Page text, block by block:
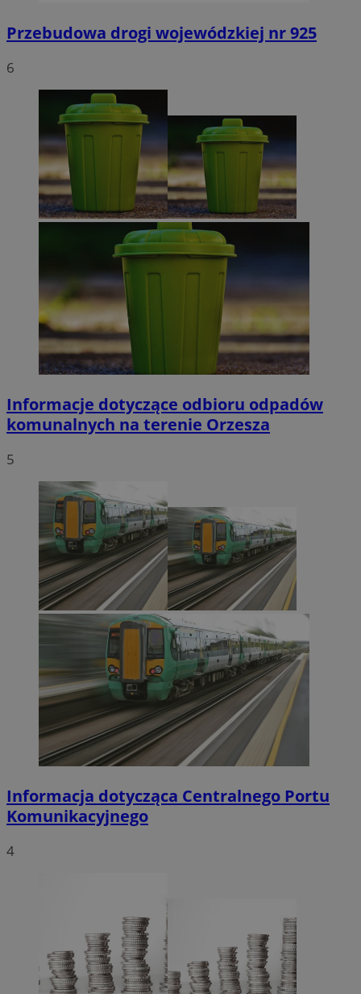
Przebudowa drogi wojewódzkiej nr 925
6
Informacje dotyczące odbioru odpadów
komunalnych na terenie Orzesza
5
Informacja dotycząca Centralnego Portu
Komunikacyjnego
4